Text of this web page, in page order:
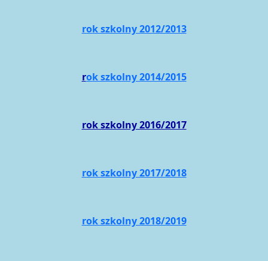
rok szkolny 2012/2013
rok szkolny 2014/2015
rok szkolny 2016/2017
rok szkolny 2017/2018
rok szkolny 2018/2019